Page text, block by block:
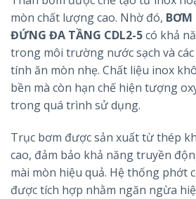
mòn chất lượng cao. Nhờ đó, BƠM
ĐỨNG ĐA TẦNG CDL2-5có khả
trong môi trường nước sạch và
tính ăn mòn nhẹ. Chất liệu inox
bền mà còn hạn chế hiện tượng
trong quá trình sử dụng.
Trục bơm được sản xuất từ thép
cao, đảm bảo khả năng truyền
mài mòn hiệu quả. Hệ thống phớt
được tích hợp nhằm ngăn ngừa